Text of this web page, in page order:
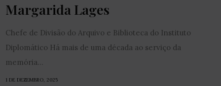
Margarida Lages
Chefe de Divisão do Arquivo e Biblioteca do Instituto
Diplomático Há mais de uma década ao serviço da
memória...
1 DE DEZEMBRO, 2025